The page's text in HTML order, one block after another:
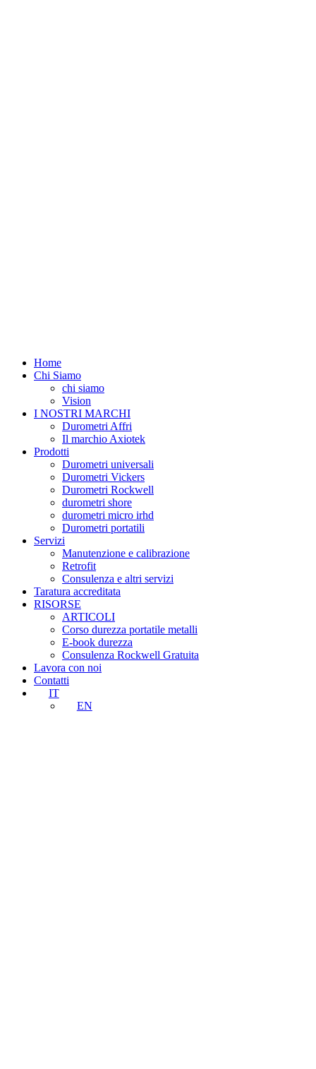
Home
Chi Siamo
chi siamo
Vision
I NOSTRI MARCHI
Durometri Affri
Il marchio Axiotek
Prodotti
Durometri universali
Durometri Vickers
Durometri Rockwell
durometri shore
durometri micro irhd
Durometri portatili
Servizi
Manutenzione e calibrazione
Retrofit
Consulenza e altri servizi
Taratura accreditata
RISORSE
ARTICOLI
Corso durezza portatile metalli
E-book durezza
Consulenza Rockwell Gratuita
Lavora con noi
Contatti
IT
EN